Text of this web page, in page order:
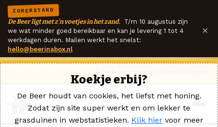
ZOMERSTAND
De Beer ligt met z'n voetjes in het zand. T/m 10 augustus zijn
we wat minder goed bereikbaar en kan je levering 1 tot 4
werkdagen duren. Mailen werkt het snelst:
hello@beerinabox.nl
×
Koekje erbij?
De Beer houdt van cookies, het liefst met honing.
Zodat zijn site super werkt en om lekker te
grasduinen in webstatistieken. Klik hier voor meer